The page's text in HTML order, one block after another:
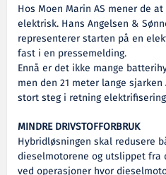
Hos Moen Marin AS mener de
elektrisk. Hans Angelsen &
representerer starten på en
fast i en pressemelding.
Ennå er det ikke mange
men den 21 meter lange
stort steg i retning
MINDRE DRIVSTOFFORBRUK
Hybridløsningen skal redusere
dieselmotorene og utslippet fra
ved operasjoner hvor